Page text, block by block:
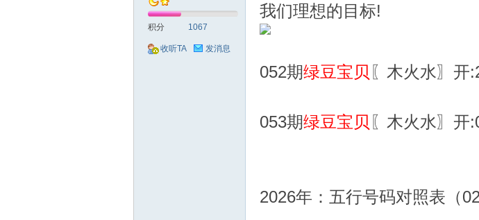
积分 1067
收听TA 发消息
我们理想的目标!
052期绿豆宝贝 〖木火水〗开
053期绿豆宝贝 〖木火水〗开
2026年：五行号码对照表（